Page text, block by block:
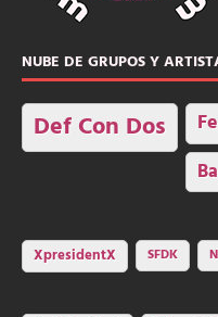
NUBE DE GRUPOS Y
Def Con Dos
XpresidentX SFDK